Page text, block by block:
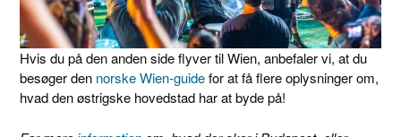
Hvis du på den anden side flyver til Wien, anbefaler vi, at du
besøger den norske Wien-guidefor at få flere oplysninger om,
hvad den østrigske hovedstad har at byde på!